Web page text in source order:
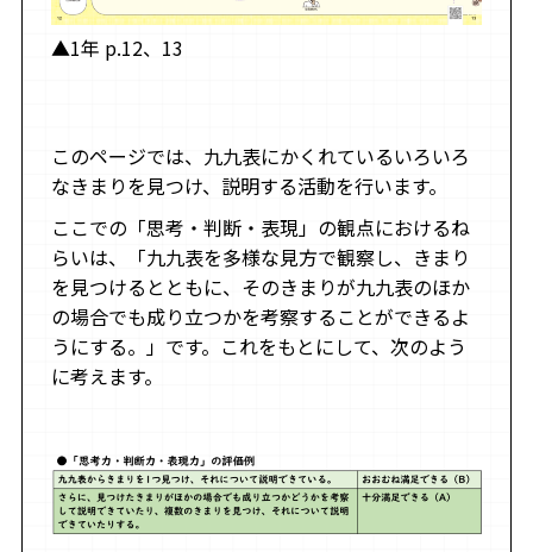
▲1年 p.12、13
このページでは、九九表にかくれているいろいろ
なきまりを見つけ、説明する活動を行います。
ここでの「思考・判断・表現」の観点におけるね
らいは、「九九表を多様な見方で観察し、きまり
を見つけるとともに、そのきまりが九九表のほか
の場合でも成り立つかを考察することができるよ
うにする。」です。これをもとにして、次のよう
に考えます。